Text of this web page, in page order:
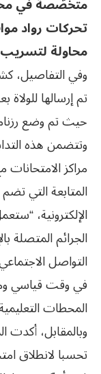
تحركات رواد
محاولة
وفي التفاصيل،
تم إرسالها
حيث تم وضع رزنامة
وتتضمن هذه
مراكز
المتابعة التي
الإلكترونية،
الجرائم المتصلة
التواصل
في وقت قياسي
المحطات
وبالمقابل، أكدت
تحسبا لانطلاق